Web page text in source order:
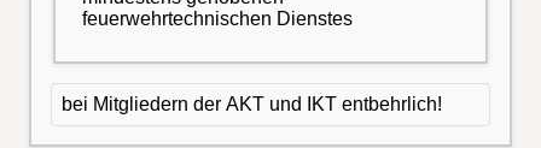
feuerwehrtechnischen Dienstes
bei Mitgliedern der AKT und IKT entbehrlich!